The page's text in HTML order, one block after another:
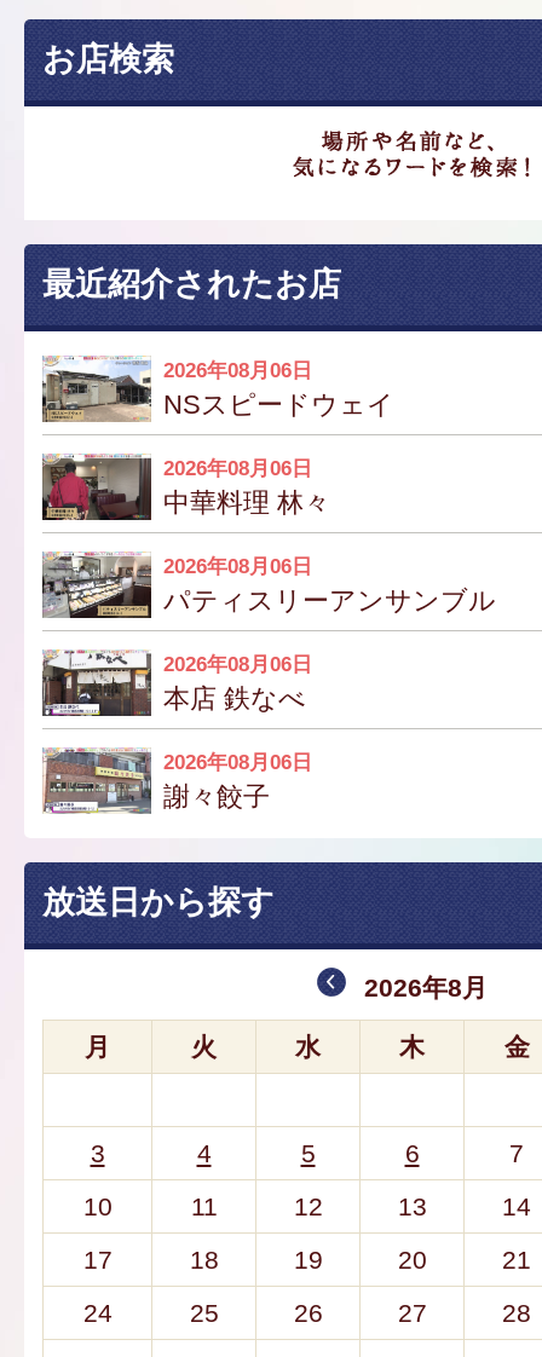
お店検索
最近紹介されたお店
2026年08月06日
NSスピードウェイ
2026年08月06日
中華料理 林々
2026年08月06日
パティスリーアンサンブル
2026年08月06日
本店 鉄なべ
2026年08月06日
謝々餃子
放送日から探す
2026年8月
月 火 水 木 金
3 4 5 6
7
10
11 12 13
14
17
18 19 20
21
24
25 26 27
28